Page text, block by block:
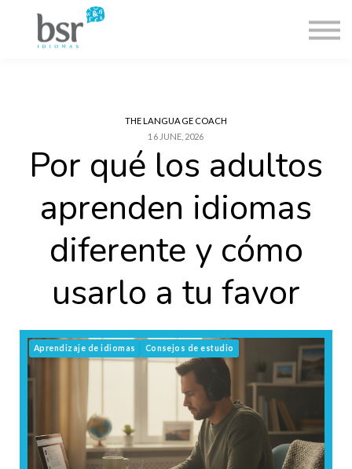
Inscribirse
Entrar
THE LANGUAGE COACH
16 JUNE, 2026
Por qué los adultos
aprenden idiomas
diferente y cómo
usarlo a tu favor
Aprendizaje de idiomas Consejos de estudio